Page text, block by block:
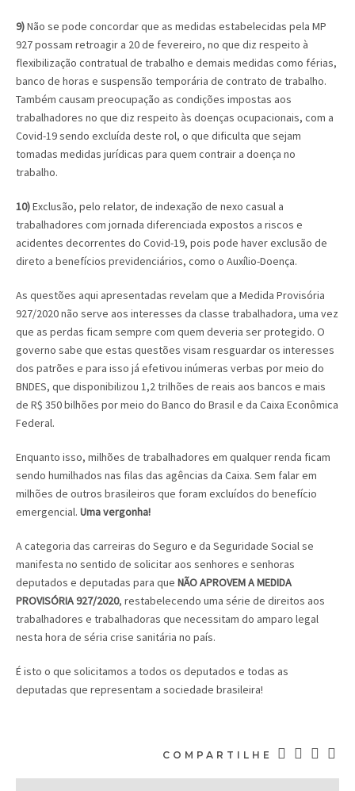
9)Não se pode concordar que as medidas estabelecidas pela MP
927 possam retroagir a 20 de fevereiro, no que diz respeito à
flexibilização contratual de trabalho e demais medidas como férias,
banco de horas e suspensão temporária de contrato de trabalho.
Também causam preocupação as condições impostas aos
trabalhadores no que diz respeito às doenças ocupacionais, com a
Covid-19 sendo excluída deste rol, o que dificulta que sejam
tomadas medidas jurídicas para quem contrair a doença no
trabalho.
10)Exclusão, pelo relator, de indexação de nexo casual a
trabalhadores com jornada diferenciada expostos a riscos e
acidentes decorrentes do Covid-19, pois pode haver exclusão de
direto a benefícios previdenciários, como o Auxílio-Doença.
As questões aqui apresentadas revelam que a Medida Provisória
927/2020 não serve aos interesses da classe trabalhadora, uma vez
que as perdas ficam sempre com quem deveria ser protegido. O
governo sabe que estas questões visam resguardar os interesses
dos patrões e para isso já efetivou inúmeras verbas por meio do
BNDES, que disponibilizou 1,2 trilhões de reais aos bancos e mais
de R$ 350 bilhões por meio do Banco do Brasil e da Caixa Econômica
Federal.
Enquanto isso, milhões de trabalhadores em qualquer renda ficam
sendo humilhados nas filas das agências da Caixa. Sem falar em
milhões de outros brasileiros que foram excluídos do benefício
emergencial. Uma vergonha!
A categoria das carreiras do Seguro e da Seguridade Social se
manifesta no sentido de solicitar aos senhores e senhoras
deputados e deputadas para que NÃO APROVEM A MEDIDA
PROVISÓRIA 927/2020, restabelecendo uma série de direitos aos
trabalhadores e trabalhadoras que necessitam do amparo legal
nesta hora de séria crise sanitária no país.
É isto o que solicitamos a todos os deputados e todas as
deputadas que representam a sociedade brasileira!
COMPARTILHE